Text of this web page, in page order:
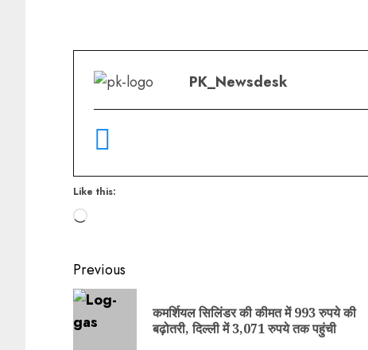
PK_Newsdesk
Like this:
Previous
कमर्शियल सिलिंडर की कीमत में 993 रुपये की
बढ़ोतरी, दिल्ली में 3,071 रुपये तक पहुंची